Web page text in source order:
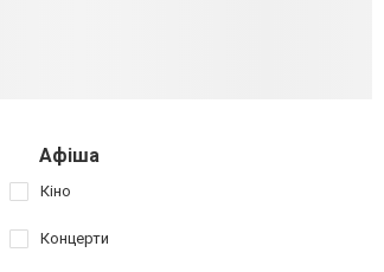
Афіша
Кіно
Концерти